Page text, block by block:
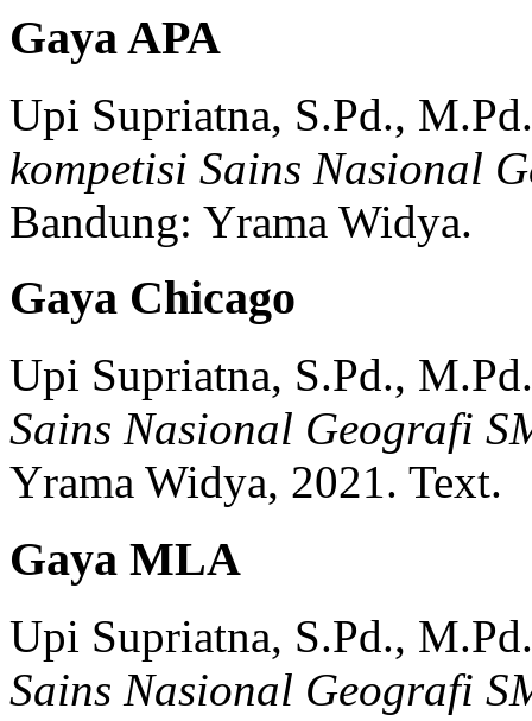
Gaya APA
Upi Supriatna, S.Pd., M.Pd.
kompetisi Sains Nasional
Bandung: Yrama Widya.
Gaya Chicago
Upi Supriatna, S.Pd., M.Pd.
Sains Nasional Geografi
Yrama Widya, 2021. Text.
Gaya MLA
Upi Supriatna, S.Pd., M.Pd.
Sains Nasional Geografi